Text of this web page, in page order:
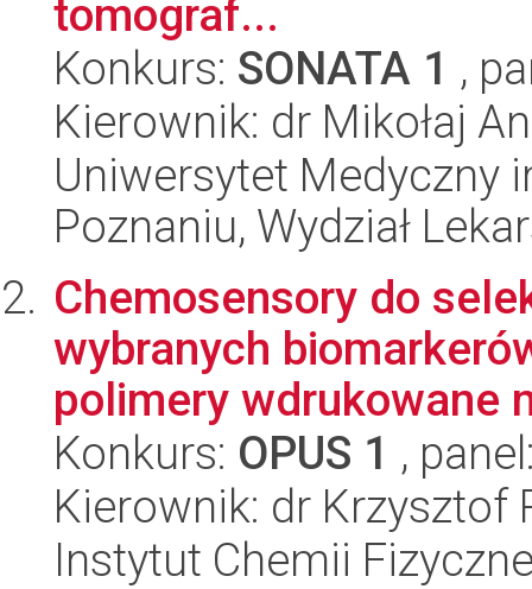
tomograf...
Konkurs: SONATA 1 ,
Kierownik: dr Mikołaj
Uniwersytet Medyczny
Poznaniu, Wydział
Chemosensory do
wybranych
polimery wdrukowane
Konkurs: OPUS 1 ,
Kierownik: dr Krzysztof
Instytut Chemii